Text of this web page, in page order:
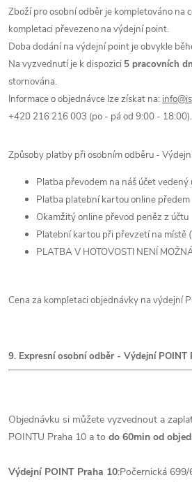
Zboží pro osobní odběr je kompletováno na
kompletaci převezeno na výdejní point.
Doba dodání na výdejní point je obvykle
Na vyzvednutí je k dispozici 5 pracovních
stornována.
Informace o objednávce lze získat na:
+420 216 216 003 (po - pá od 9:00 - 18:00).
Způsoby platby při osobním odběru -
Platba převodem na náš účet vedený
Platba platební kartou online předem
Okamžitý online převod peněz z účtu
Platební kartou při převzetí na místě
PLATBA V HOTOVOSTI NENÍ
Cena za kompletaci objednávky na výdejní
9. Expresní osobní odběr - Výdejní POINT
Objednávku si můžete vyzvednout a
POINTU Praha 10 a to do 60min od
Výdejní POINT Praha 10:Počernická